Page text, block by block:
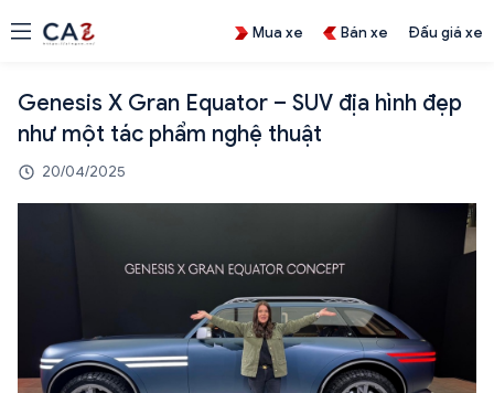
Mua xe Bán xe Đấu giá xe
Genesis X Gran Equator – SUV địa hình đẹp
như một tác phẩm nghệ thuật
20/04/2025